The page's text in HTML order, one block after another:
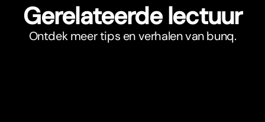
Gerelateerde lectuur
Ontdek meer tips en verhalen van bunq.